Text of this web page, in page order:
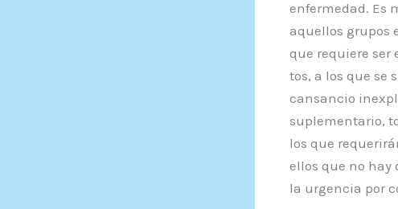
enfermedad. Es
aquellos grupos
que requiere ser
tos, a los que
cansancio
suplementario,
los que
ellos que no hay
la urgencia por